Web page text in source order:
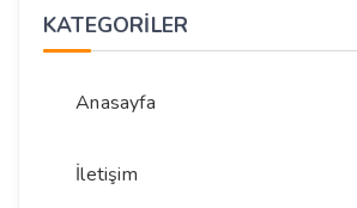
KATEGORİLER
Anasayfa
İletişim